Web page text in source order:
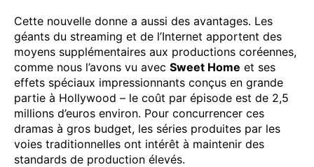
Cette nouvelle donne a aussi des avantages. Les
géants du streaming et de l’Internet apportent des
moyens supplémentaires aux productions coréennes,
comme nous l’avons vu avec Sweet Home et ses
effets spéciaux impressionnants conçus en grande
partie à Hollywood – le coût par épisode est de 2,5
millions d’euros environ. Pour concurrencer ces
dramas à gros budget, les séries produites par les
voies traditionnelles ont intérêt à maintenir des
standards de production élevés.